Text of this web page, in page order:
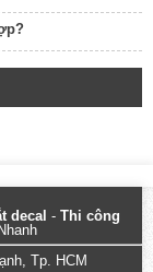
decal - Thi công
Tp. HCM